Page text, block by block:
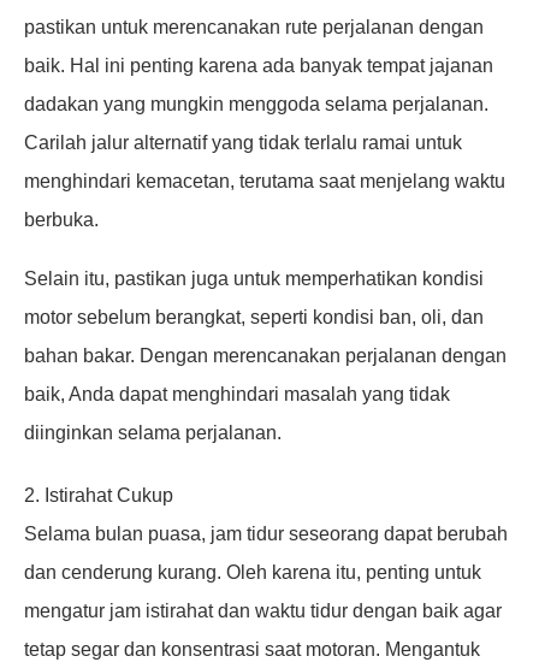
pastikan untuk merencanakan rute perjalanan dengan
baik. Hal ini penting karena ada banyak tempat jajanan
dadakan yang mungkin menggoda selama perjalanan.
Carilah jalur alternatif yang tidak terlalu ramai untuk
menghindari kemacetan, terutama saat menjelang waktu
berbuka.
Selain itu, pastikan juga untuk memperhatikan kondisi
motor sebelum berangkat, seperti kondisi ban, oli, dan
bahan bakar. Dengan merencanakan perjalanan dengan
baik, Anda dapat menghindari masalah yang tidak
diinginkan selama perjalanan.
2. Istirahat Cukup
Selama bulan puasa, jam tidur seseorang dapat berubah
dan cenderung kurang. Oleh karena itu, penting untuk
mengatur jam istirahat dan waktu tidur dengan baik agar
tetap segar dan konsentrasi saat motoran. Mengantuk